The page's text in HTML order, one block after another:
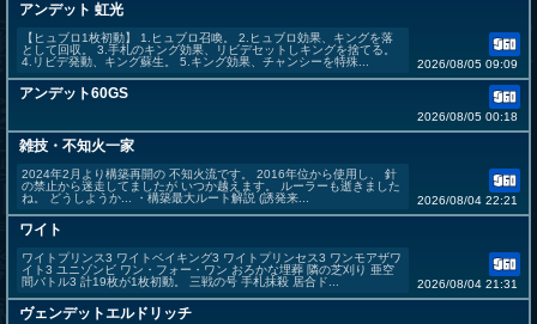
アンデット 虹光
【ヒュブロ1枚初動】 1.ヒュブロ召喚。 2.ヒュブロ効果、キングを落
として回収。 3.手札のキング効果、リビデセットしキングを捨てる。
4.リビデ発動、キング蘇生。 5.キング効果、チャンシーを特殊...
2026/08/05 09:09
アンデット60GS
2026/08/05 00:18
雑技・不知火一家
2024年2月より構築再開の 不知火流です。 2016年位から使用し、 針
の禁止から迷走してましたが いつか越えます。 ルーラーも逝きました
ね。 どうしようか... ・構築最大ルート解説 (誘発来...
2026/08/04 22:21
ワイト
ワイトプリンス3 ワイトベイキング3 ワイトプリンセス3 ワンモアザワ
イト3 ユニゾンビ ワン・フォー・ワン おろかな埋葬 隣の芝刈り 亜空
間バトル3 計19枚が1枚初動。 三戦の号 手札抹殺 居合ド...
2026/08/04 21:31
ヴェンデットエルドリッチ